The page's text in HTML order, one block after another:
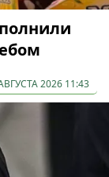
2026 11:43